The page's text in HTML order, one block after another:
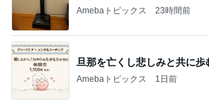
Amebaトピックス 23時間前
旦那を亡くし悲しみと共に歩
Amebaトピックス 1日前